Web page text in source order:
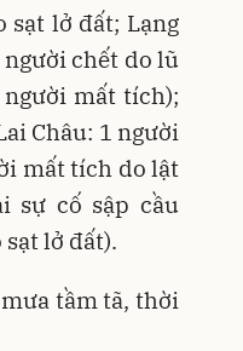
sạt lở đất; Lạng
người chết do lũ
mất tích);
Châu: 1 người
mất tích do lật
sự cố sập cầu
lở đất).
tầm tã, thời